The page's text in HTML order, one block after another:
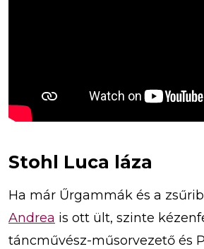
Stohl Luca láza
Ha már Űrgammák és a
Andrea is ott ült, szinte
táncművész-műsorvezető és